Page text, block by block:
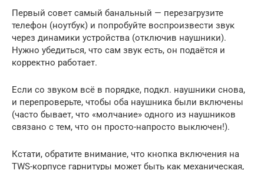
Первый совет самый банальный — перезагрузите
телефон (ноутбук) и попробуйте воспроизвести звук
через динамики устройства (отключив наушники).
Нужно убедиться, что сам звук есть, он подаётся и
корректно работает.
Если со звуком всё в порядке, подкл. наушники снова,
и перепроверьте, чтобы оба наушника были включены
(часто бывает, что «молчание» одного из наушников
связано с тем, что он просто-напросто выключен!).
Кстати, обратите внимание, что кнопка включения на
TWS-корпусе гарнитуры может быть как механическая,